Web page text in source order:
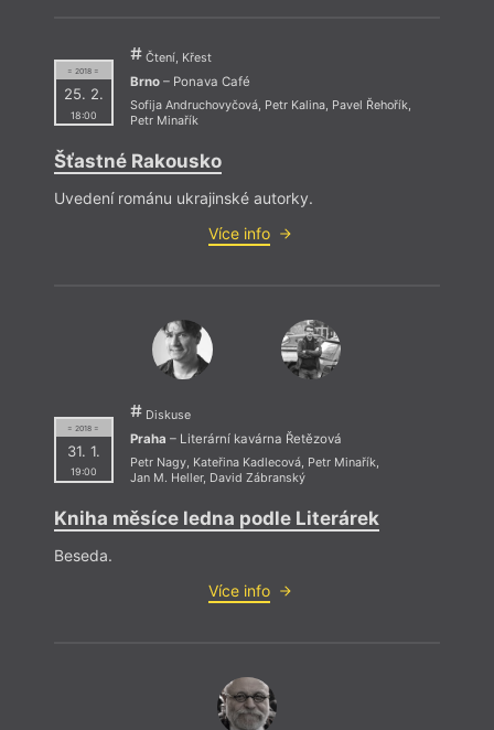
= 2018 =
25. 2.
18:00
Čtení, Křest
Brno– Ponava Café
Sofija Andruchovyčová, Petr Kalina, Pavel Řehořík,
Petr Minařík
Šťastné Rakousko
Uvedení románu ukrajinské autorky.
Více info
= 2018 =
31. 1.
19:00
Diskuse
Praha – Literární kavárna Řetězová
Petr Nagy, Kateřina Kadlecová, Petr Minařík,
Jan M. Heller, David Zábranský
Kniha měsíce ledna podle Literárek
Beseda.
Více info